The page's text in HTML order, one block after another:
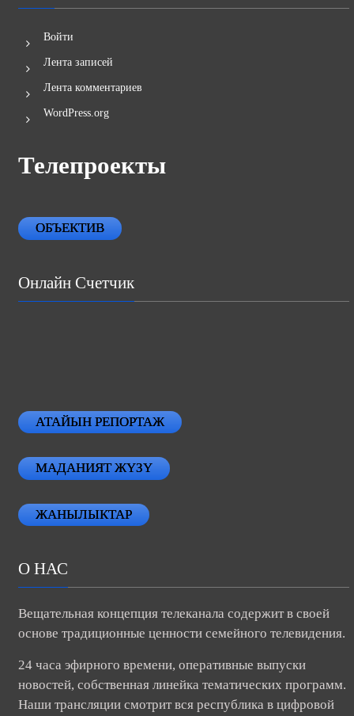
Войти
Лента записей
Лента комментариев
WordPress.org
Телепроекты
ОБЪЕКТИВ
Онлайн Счетчик
АТАЙЫН РЕПОРТАЖ
МАДАНИЯТ ЖҮЗҮ
ЖАНЫЛЫКТАР
О НАС
Вещательная концепция телеканала содержит в своей
основе традиционные ценности семейного телевидения.
24 часа эфирного времени, оперативные выпуски
новостей, собственная линейка тематических программ.
Наши трансляции смотрит вся республика в цифровой